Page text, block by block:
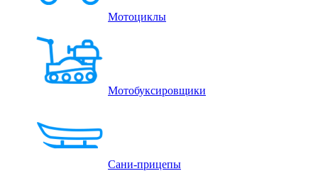
Мотоциклы
Мотобуксировщики
Сани-прицепы